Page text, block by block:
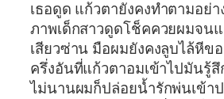
เธอดูด แก้วตายังคงทำตามอย่า
ภาพเด็กสาวดูดโช็คควยผมจน
เสียวซ่าน มือผมยังคงลูบไล้หีขอ
ครึ่งอันที่แก้วตาอมเข้าไปมันรู้สึ
ไม่นานผมก็ปล่อยน้ำรักพ่นเข้า